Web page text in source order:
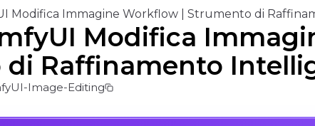
Modifica Immagine Workflow | Strumento di
Modifica
Raffinamento
Image-Editing